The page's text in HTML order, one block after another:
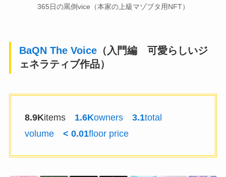
365日の罵倒vice（本家の上級マゾブタ用NFT）
BaQN The Voice（入門編 可愛らしいジ
ェネラティブ作品）
8.9Kitems 1.6Kowners 3.1total
volume
< 0.01floor price